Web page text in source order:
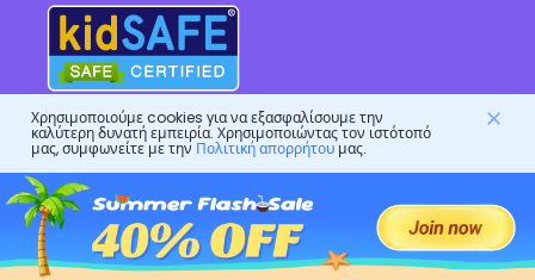
Εξουσιοδοτημένες Πιστοποιήσεις
Εταιρεία
Όροι χρήσης
Συμφωνία Άδειας Χρήσης Τελικού Χρήστη
Πόροι
Χρησιμοποιούμε cookies για να εξασφαλίσουμε την
καλύτερη δυνατή εμπειρία. Χρησιμοποιώντας τον ιστότοπό
μας, συμφωνείτε με την Πολιτική απορρήτουμας.